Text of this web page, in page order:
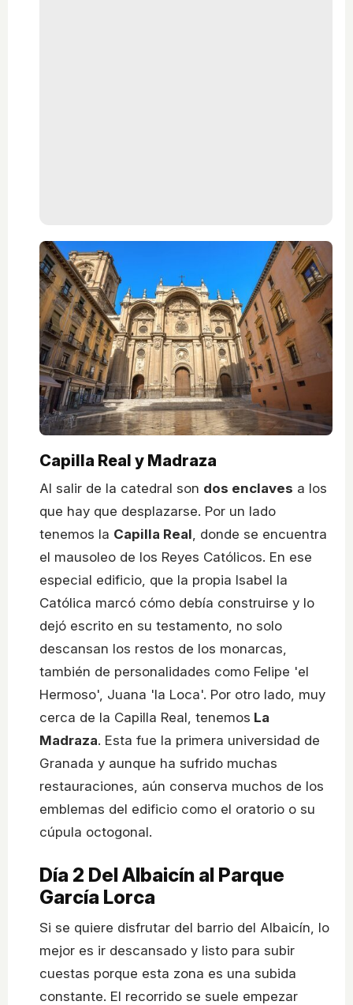
Capilla Real y Madraza
Al salir de la catedral son dos enclaves a los
que hay que desplazarse. Por un lado
tenemos la Capilla Real , donde se encuentra
el mausoleo de los Reyes Católicos. En ese
especial edificio, que la propia Isabel la
Católica marcó cómo debía construirse y lo
dejó escrito en su testamento, no solo
descansan los restos de los monarcas,
también de personalidades como Felipe 'el
Hermoso', Juana 'la Loca'. Por otro lado, muy
cerca de la Capilla Real, tenemos La
Madraza. Esta fue la primera universidad de
Granada y aunque ha sufrido muchas
restauraciones, aún conserva muchos de los
emblemas del edificio como el oratorio o su
cúpula octogonal.
Día 2 Del Albaicín al Parque
García Lorca
Si se quiere disfrutar del barrio del Albaicín, lo
mejor es ir descansado y listo para subir
cuestas porque esta zona es una subida
constante. El recorrido se suele empezar